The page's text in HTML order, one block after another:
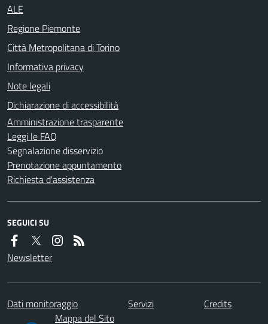
ALE
Regione Piemonte
Città Metropolitana di Torino
Informativa privacy
Note legali
Dichiarazione di accessibilità
Amministrazione trasparente
Leggi le FAQ
Segnalazione disservizio
Prenotazione appuntamento
Richiesta d'assistenza
SEGUICI SU
Newsletter
Dati monitoraggio Servizi
Credits
Mappa del Sito